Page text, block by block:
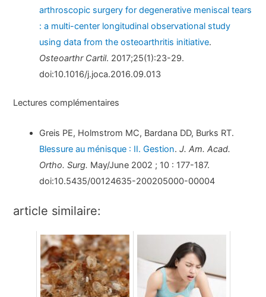
arthroscopic surgery for degenerative meniscal tears
: a multi-center longitudinal observational study
using data from the osteoarthritis initiative.
Osteoarthr Cartil. 2017;25(1):23-29.
doi:10.1016/j.joca.2016.09.013
Lectures complémentaires
Greis PE, Holmstrom MC, Bardana DD, Burks RT.
Blessure au ménisque : II. Gestion.J. Am. Acad.
Ortho. Surg. May/June 2002 ; 10 : 177-187.
doi:10.5435/00124635-200205000-00004
article similaire: